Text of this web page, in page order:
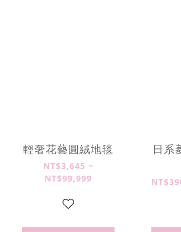
輕奢花藝圓絨地毯
NT$3,645 ~
NT$99,999
日系